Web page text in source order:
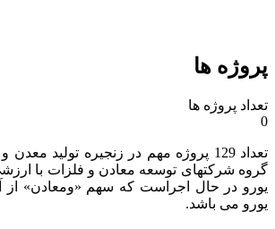
پروژه ها
تعداد پروژه ها
0
تعداد 129 پروژه مهم در زنجیره تولید
یورو می باشد.​